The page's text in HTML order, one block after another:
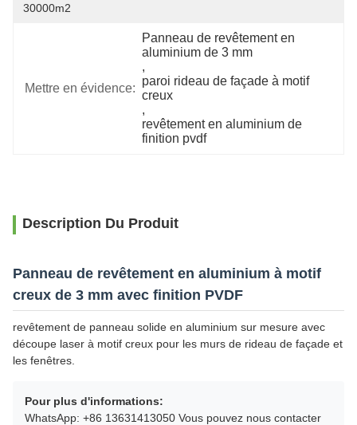
30000m2
Mettre en évidence:
Panneau de revêtement en
aluminium de 3 mm
,
paroi rideau de façade à motif
creux
,
revêtement en aluminium de
finition pvdf
Description Du Produit
Panneau de revêtement en aluminium à motif
creux de 3 mm avec finition PVDF
revêtement de panneau solide en aluminium sur mesure avec
découpe laser à motif creux pour les murs de rideau de façade et
les fenêtres.
Pour plus d'informations:
WhatsApp: +86 13631413050 Vous pouvez nous contacter